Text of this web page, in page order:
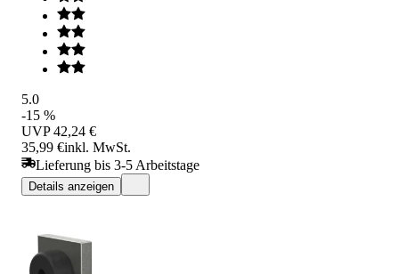
5.0
-15 %
UVP 42,24 €
35,99 €inkl. MwSt.
Lieferung bis 3-5 Arbeitstage
Details anzeigen